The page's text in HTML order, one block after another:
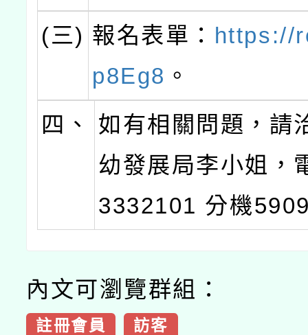
(三) 報名表單： https://
p8Eg8 。
四、
如有相關問題，請
幼發展局李小姐，
3332101 分機
內文可瀏覽群組：
註冊會員 訪客